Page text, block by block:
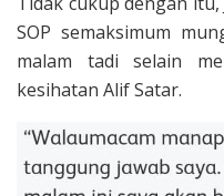
SOP semaksimum
malam tadi selain
kesihatan Alif Satar.